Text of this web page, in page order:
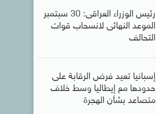
رئيس الوزراء العراقى: 30 سبتمبر
الموعد النهائى لانسحاب قوات
التحالف
إسبانيا تعيد فرض الرقابة على
حدودها مع إيطاليا وسط خلاف
متصاعد بشأن الهجرة